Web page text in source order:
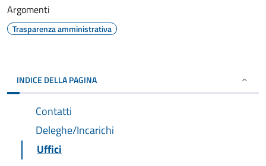
Argomenti
Trasparenza amministrativa
INDICE DELLA PAGINA
Contatti
Deleghe/Incarichi
Uffici